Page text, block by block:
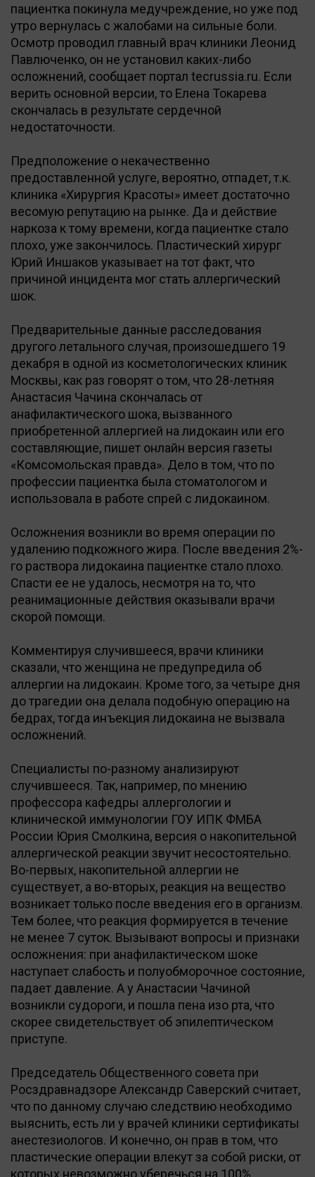
пациентка покинула медучреждение, но уже под
утро вернулась с жалобами на сильные боли.
Осмотр проводил главный врач клиники Леонид
Павлюченко, он не установил каких-либо
осложнений, сообщает портал tecrussia.ru. Если
верить основной версии, то Елена Токарева
скончалась в результате сердечной
недостаточности.
Предположение о некачественно
предоставленной услуге, вероятно, отпадет, т.к.
клиника «Хирургия Красоты» имеет достаточно
весомую репутацию на рынке. Да и действие
наркоза к тому времени, когда пациентке стало
плохо, уже закончилось. Пластический хирург
Юрий Иншаков указывает на тот факт, что
причиной инцидента мог стать аллергический
шок.
Предварительные данные расследования
другого летального случая, произошедшего 19
декабря в одной из косметологических клиник
Москвы, как раз говорят о том, что 28-летняя
Анастасия Чачина скончалась от
анафилактического шока, вызванного
приобретенной аллергией на лидокаин или его
составляющие, пишет онлайн версия газеты
«Комсомольская правда». Дело в том, что по
профессии пациентка была стоматологом и
использовала в работе спрей с лидокаином.
Осложнения возникли во время операции по
удалению подкожного жира. После введения 2%-
го раствора лидокаина пациентке стало плохо.
Спасти ее не удалось, несмотря на то, что
реанимационные действия оказывали врачи
скорой помощи.
Комментируя случившееся, врачи клиники
сказали, что женщина не предупредила об
аллергии на лидокаин. Кроме того, за четыре дня
до трагедии она делала подобную операцию на
бедрах, тогда инъекция лидокаина не вызвала
осложнений.
Специалисты по-разному анализируют
случившееся. Так, например, по мнению
профессора кафедры аллергологии и
клинической иммунологии ГОУ ИПК ФМБА
России Юрия Смолкина, версия о накопительной
аллергической реакции звучит несостоятельно.
Во-первых, накопительной аллергии не
существует, а во-вторых, реакция на вещество
возникает только после введения его в организм.
Тем более, что реакция формируется в течение
не менее 7 суток. Вызывают вопросы и признаки
осложнения: при анафилактическом шоке
наступает слабость и полуобморочное состояние,
падает давление. А у Анастасии Чачиной
возникли судороги, и пошла пена изо рта, что
скорее свидетельствует об эпилептическом
приступе.
Председатель Общественного совета при
Росздравнадзоре Александр Саверский считает,
что по данному случаю следствию необходимо
выяснить, есть ли у врачей клиники сертификаты
анестезиологов. И конечно, он прав в том, что
пластические операции влекут за собой риски, от
которых невозможно уберечься на 100%.